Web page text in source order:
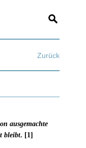
Zurück
ausgemachte
bleibt. [1]